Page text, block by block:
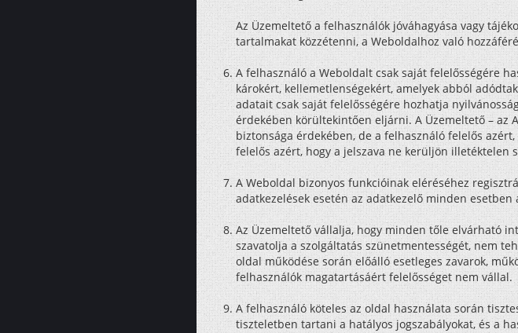
Az Üzemeltető a felhasználók jóváhagyása vagy
tartalmakat közzétenni, a Weboldalhoz való
A felhasználó a Weboldalt csak saját felelősségére
károkért, kellemetlenségekért, amelyek abból
adatait csak saját felelősségére hozhatja
érdekében körültekintően eljárni. A Üzemeltető – az
biztonsága érdekében, de a felhasználó felelős
felelős azért, hogy a jelszava ne kerüljön illetéktelen
A Weboldal bizonyos funkcióinak eléréséhez
adatkezelések esetén az adatkezelő minden
Az Üzemeltető vállalja, hogy minden tőle elvárható
szavatolja a szolgáltatás szünetmentességét, nem
oldal működése során előálló esetleges zavarok,
felhasználók magatartásáért felelősséget nem vállal.
A felhasználó köteles az oldal használata során
tiszteletben tartani a hatályos jogszabályokat, és a